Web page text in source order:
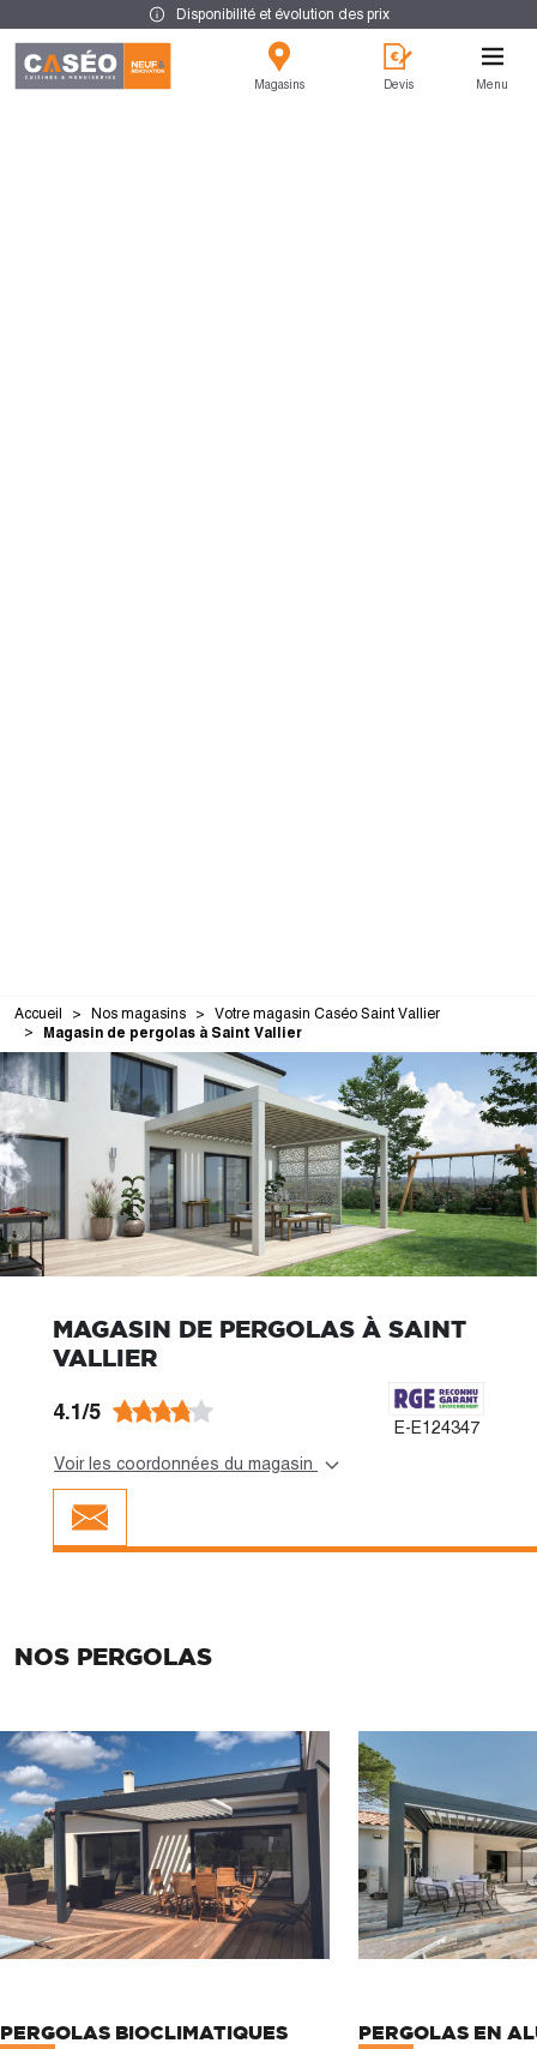
Disponibilité et évolution des prix
Magasins Devis Menu
Accueil Nos magasins Votre magasin Caséo Saint Vallier
Magasin de pergolas à Saint Vallier
MAGASIN DE PERGOLAS À SAINT
VALLIER
4.1/5
E-E124347
Voir les coordonnées du magasin
NOS PERGOLAS
PERGOLAS BIOCLIMATIQUES PERGOLAS EN